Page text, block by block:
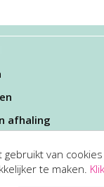
afhaling
gebruikt van
te maken.